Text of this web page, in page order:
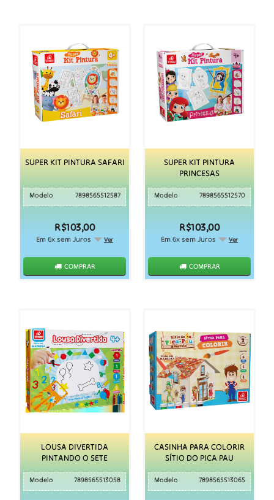
SUPER KIT PINTURA SAFARI
Modelo 7898565512587
R$103,00
Em 6x sem Juros Ver
COMPRAR
SUPER KIT PINTURA
PRINCESAS
Modelo 7898565512570
R$103,00
Em 6x sem Juros Ver
COMPRAR
LOUSA DIVERTIDA
PINTANDO O SETE
Modelo 7898565513058
CASINHA PARA COLORIR
SÍTIO DO PICA PAU
AMARELO
Modelo 7898565513065